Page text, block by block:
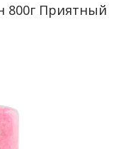
800г Приятный